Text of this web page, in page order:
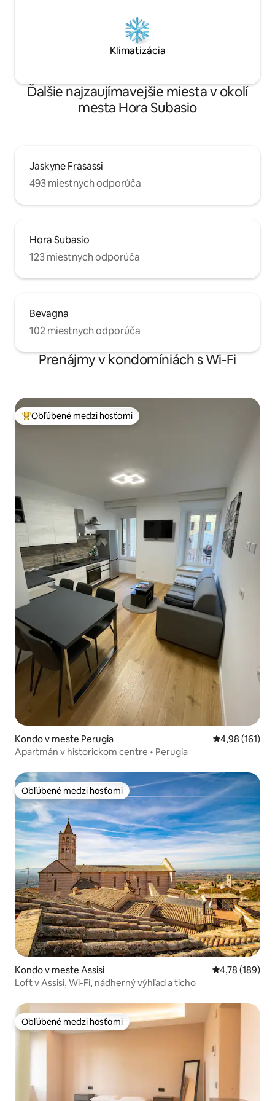
Klimatizácia
Ďalšie najzaujímavejšie miesta v okolí
mesta Hora Subasio
Jaskyne Frasassi
493 miestnych odporúča
Hora Subasio
123 miestnych odporúča
Bevagna
102 miestnych odporúča
Prenájmy v kondomíniách s Wi-Fi
Najobľúbenejšie medzi hosťami
Obľúbené medzi hosťami
Kondo v meste Perugia Priemerné
4,98 (161)
Apartmán v historickom centre • Perugia
Obľúbené medzi hosťami
Obľúbené medzi hosťami
Kondo v meste Assisi Priemerné
4,78 (189)
Loft v Assisi, Wi-Fi, nádherný výhľad a ticho
Obľúbené medzi hosťami
Obľúbené medzi hosťami